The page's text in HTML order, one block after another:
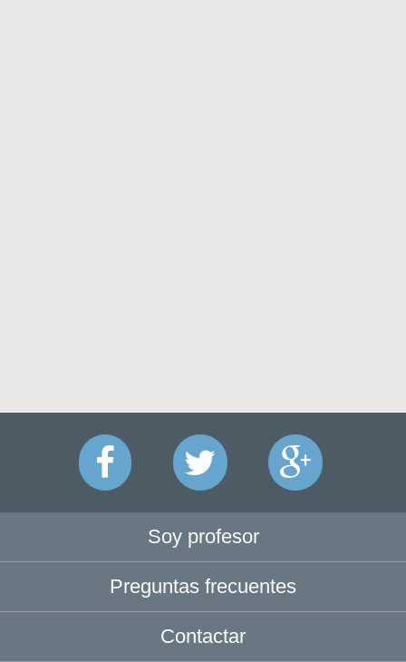
Soy profesor
Preguntas frecuentes
Contactar